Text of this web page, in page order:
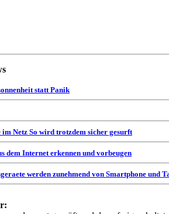
statt Panik
im Netz So wird trotzdem sicher gesurft
dem Internet erkennen und vorbeugen
werden zunehmend von Smartphone und